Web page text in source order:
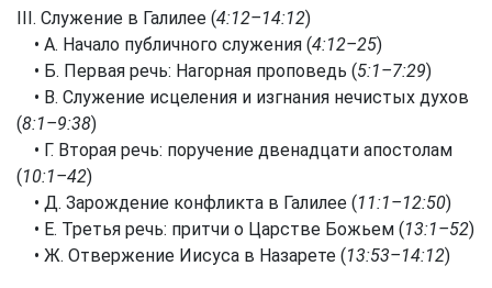
III. Служение в Галилее (4:12–14:12)
• А. Начало публичного служения (4:12–25)
• Б. Первая речь: Нагорная проповедь (5:1–7:29)
• В. Служение исцеления и изгнания нечистых духов
(8:1–9:38)
• Г. Вторая речь: поручение двенадцати апостолам
(10:1–42)
• Д. Зарождение конфликта в Галилее (11:1–12:50)
• Е. Третья речь: притчи о Царстве Божьем (13:1–52)
• Ж. Отвержение Иисуса в Назарете (13:53–14:12)